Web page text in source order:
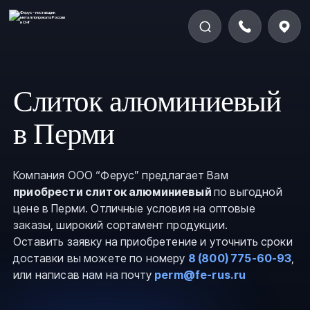
Слиток алюминиевый
в Перми
Компания ООО “Ферус” предлагает Вам
приобрести слиток алюминиевый по выгодной
цене в Перми. Отличные условия на оптовые
заказы, широкий сортамент продукции.
Оставить заявку на приобретение и уточнить сроки
доставки вы можете по номеру 8 (800) 775-60-93,
или написав нам на почту perm@fe-rus.ru